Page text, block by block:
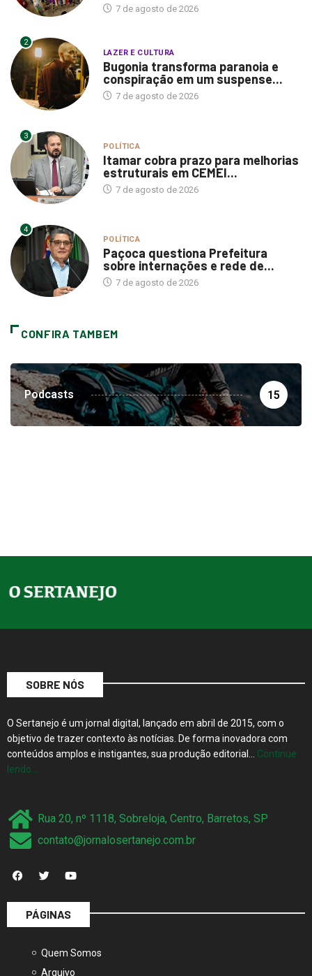
7 de agosto de 2026
2
LAZER E CULTURA
Bugonia transforma paranoia e
conspiração em um suspense...
7 de agosto de 2026
3
POLÍTICA
Itamar cobra prazo para melhorias
estruturais em CEMEI...
7 de agosto de 2026
4
POLÍTICA
Paçoca questiona Prefeitura
sobre internações e rede de...
7 de agosto de 2026
CONFIRA TAMBEM
Podcasts 15
SOBRE NÓS
O Sertanejo é um jornal digital, lançado em abril de 2015, com o
objetivo de trazer contexto às notícias. De forma inovadora com
conteúdos amplos e instigantes, sua produção editorial… Continue
lendo…
Rua 20, nº 1118, Sobreloja, Centro, Barretos, SP
contato@jornalosertanejo.com.br
PÁGINAS
Quem Somos
Arquivo